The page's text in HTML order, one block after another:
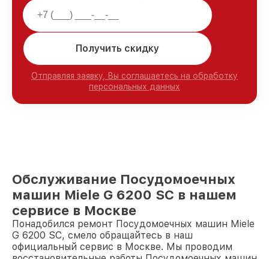
Получить скидку
Отправляя заявку, Вы соглашаетесь на обработку
персональных данных
Обслуживание Посудомоечных
машин Miele G 6200 SC в нашем
сервисе в Москве
Понадобился ремонт Посудомоечных машин Miele
G 6200 SC, смело обращайтесь в наш
официальный сервис в Москве. Мы проводим